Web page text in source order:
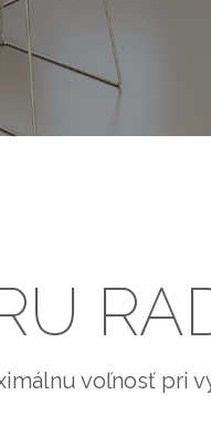
voľnosť pri